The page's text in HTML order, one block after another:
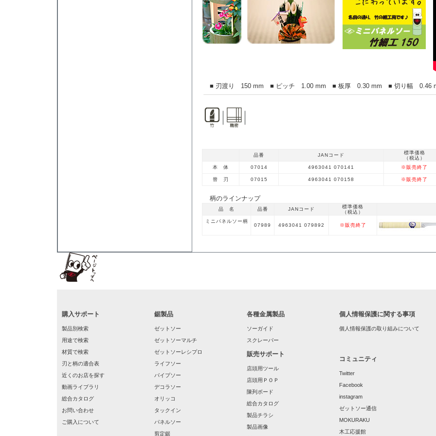
■ 刃渡り 150 mm ■ ピッチ 1.00 mm ■ 板厚 0.30 mm ■ 切り幅 0.46
品番 JANコード
標準価格
（税込）
本 体
07014 4963041 070141 ※販売終了
替 刃 07015 4963041 070158 ※販売終了
柄のラインナップ
品 名 品番 JANコード
標準価格
（税込）
ミニパネルソー柄
07989 4963041 079892 ※販売終了
購入サポート
製品別検索
用途で検索
材質で検索
刃と柄の適合表
近くのお店を探す
動画ライブラリ
総合カタログ
お問い合わせ
ご購入について
鋸製品
ゼットソー
ゼットソーマルチ
ゼットソーレシプロ
ライフソー
パイプソー
デコラソー
オリッコ
タックイン
パネルソー
剪定鋸
各種金属製品
ソーガイド
スクレーパー
販売サポート
店頭用ツール
店頭用ＰＯＰ
陳列ボード
総合カタログ
製品チラシ
製品画像
個人情報保護に関する事項
個人情報保護の取り組みについて
コミュニティ
Twitter
Facebook
instagram
ゼットソー通信
MOKURAKU
木工応援館